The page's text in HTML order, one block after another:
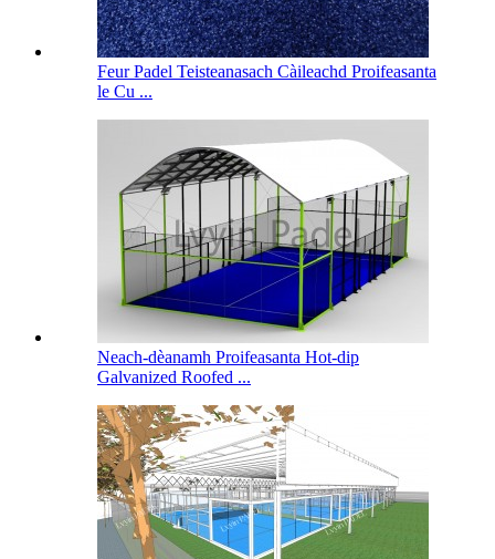
Feur Padel Teisteanasach Càileachd Proifeasanta
le Cu ...
Neach-dèanamh Proifeasanta Hot-dip
Galvanized Roofed ...